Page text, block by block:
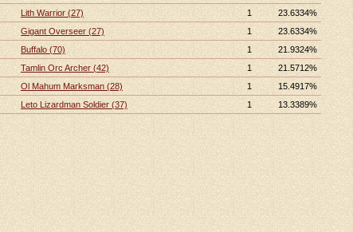
Lith Warrior (27) 1
23.6334%
Gigant Overseer (27) 1
23.6334%
Buffalo (70) 1
21.9324%
Tamlin Orc Archer (42) 1
21.5712%
Ol Mahum Marksman (28) 1
15.4917%
Leto Lizardman Soldier (37) 1 13.3389%